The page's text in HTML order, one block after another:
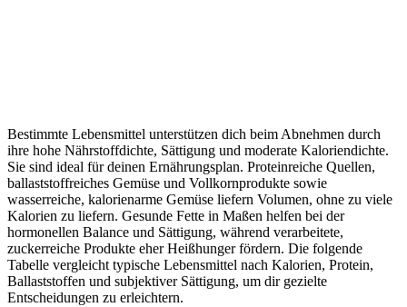
Bestimmte Lebensmittel unterstützen dich beim Abnehmen durch
ihre hohe Nährstoffdichte, Sättigung und moderate Kaloriendichte.
Sie sind ideal für deinen Ernährungsplan. Proteinreiche Quellen,
ballaststoffreiches Gemüse und Vollkornprodukte sowie
wasserreiche, kalorienarme Gemüse liefern Volumen, ohne zu viele
Kalorien zu liefern. Gesunde Fette in Maßen helfen bei der
hormonellen Balance und Sättigung, während verarbeitete,
zuckerreiche Produkte eher Heißhunger fördern. Die folgende
Tabelle vergleicht typische Lebensmittel nach Kalorien, Protein,
Ballaststoffen und subjektiver Sättigung, um dir gezielte
Entscheidungen zu erleichtern.